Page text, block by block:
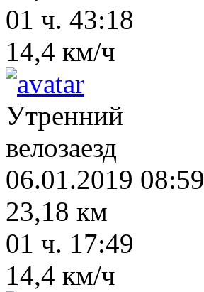
01 ч. 43:18
14,4 км/ч
Утренний
велозаезд
06.01.2019 08:59
23,18 км
01 ч. 17:49
14,4 км/ч